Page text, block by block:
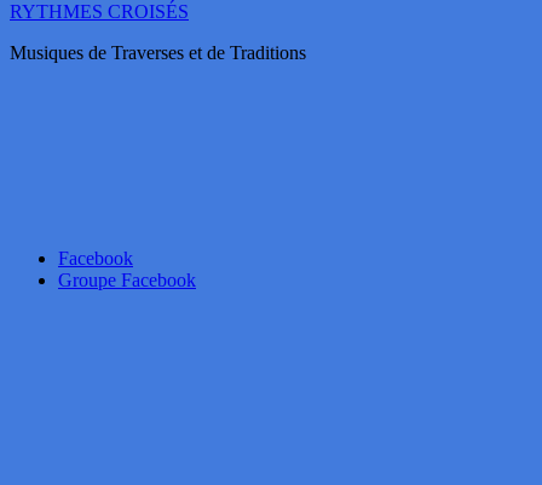
RYTHMES CROISÉS
Musiques de Traverses et de Traditions
Facebook
Groupe Facebook